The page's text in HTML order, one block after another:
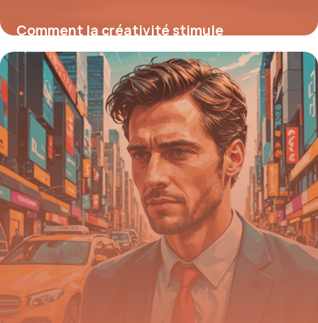
Comment la créativité stimule
l’innovation et transforme notre
quotidien
25 septembre 2025